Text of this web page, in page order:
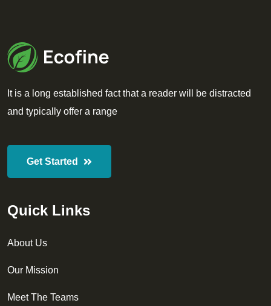
It is a long established fact that a reader will be distracted
and typically offer a range
Get Started
Quick Links
About Us
Our Mission
Meet The Teams